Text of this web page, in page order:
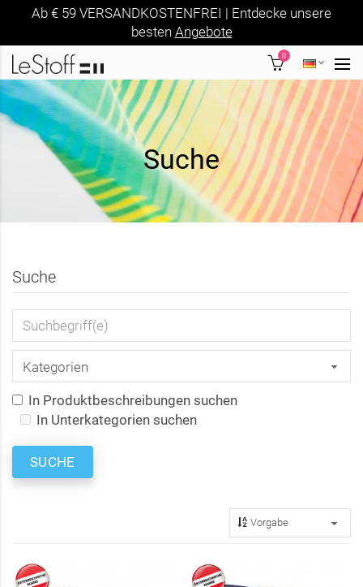
Ab € 59 VERSANDKOSTENFREI | Entdecke unsere
besten Angebote
0
Suche
Suche
In Produktbeschreibungen suchen
In Unterkategorien suchen